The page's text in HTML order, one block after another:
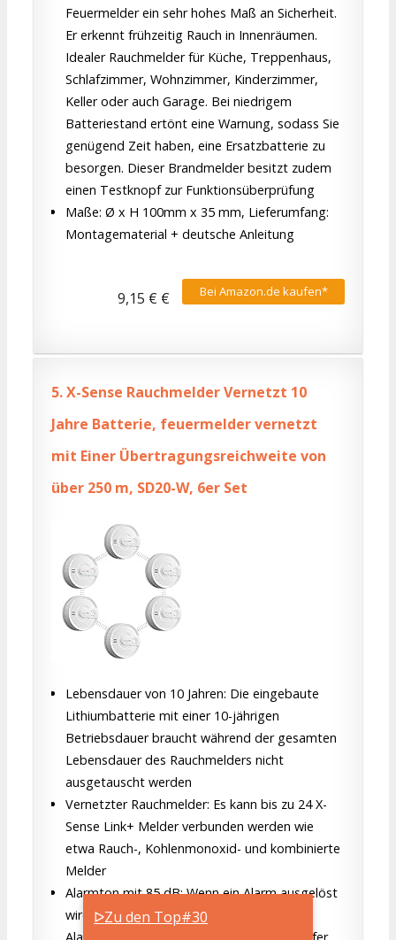
ᐅZu den Top#30
Feuermelder ein sehr hohes Maß an Sicherheit.
Er erkennt frühzeitig Rauch in Innenräumen.
Idealer Rauchmelder für Küche, Treppenhaus,
Schlafzimmer, Wohnzimmer, Kinderzimmer,
Keller oder auch Garage. Bei niedrigem
Batteriestand ertönt eine Warnung, sodass Sie
genügend Zeit haben, eine Ersatzbatterie zu
besorgen. Dieser Brandmelder besitzt zudem
einen Testknopf zur Funktionsüberprüfung
Maße: Ø x H 100mm x 35 mm, Lieferumfang:
Montagematerial + deutsche Anleitung
Bei Amazon.de kaufen*
9,15 € €
5.X-Sense Rauchmelder Vernetzt 10
Jahre Batterie, feuermelder vernetzt
mit Einer Übertragungsreichweite von
über 250 m, SD20-W, 6er Set
Lebensdauer von 10 Jahren: Die eingebaute
Lithiumbatterie mit einer 10-jährigen
Betriebsdauer braucht während der gesamten
Lebensdauer des Rauchmelders nicht
ausgetauscht werden
Vernetzter Rauchmelder: Es kann bis zu 24 X-
Sense Link+ Melder verbunden werden wie
etwa Rauch-, Kohlenmonoxid- und kombinierte
Melder
Alarmton mit 85 dB: Wenn ein Alarm ausgelöst
wird, geben alle Geräte einen 85 dB lauten
Alarmton aus, der selbst die tiefsten Schläfer